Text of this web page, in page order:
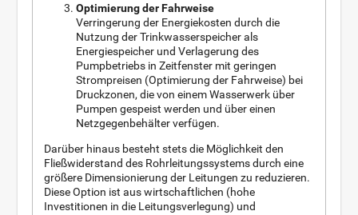
Optimierung der Fahrweise
Verringerung der Energiekosten durch die
Nutzung der Trinkwasserspeicher als
Energiespeicher und Verlagerung des
Pumpbetriebs in Zeitfenster mit geringen
Strompreisen (Optimierung der Fahrweise) bei
Druckzonen, die von einem Wasserwerk über
Pumpen gespeist werden und über einen
Netzgegenbehälter verfügen.
Darüber hinaus besteht stets die Möglichkeit den
Fließwiderstand des Rohrleitungssystems durch eine
größere Dimensionierung der Leitungen zu reduzieren.
Diese Option ist aus wirtschaftlichen (hohe
Investitionen in die Leitungsverlegung) und